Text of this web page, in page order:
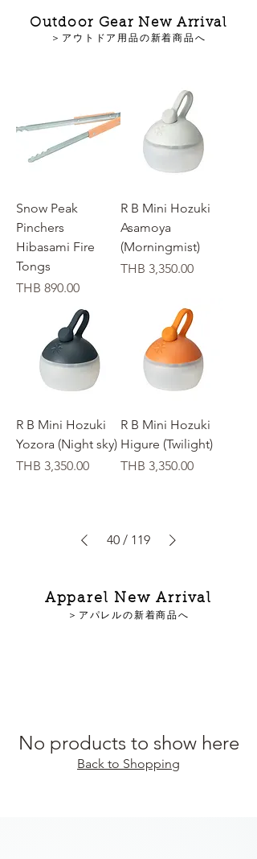
Outdoor Gear New Arrival
＞アウトドア用品の新着商品へ
Snow Peak
Pinchers
Hibasami Fire
Tongs
Price
THB 890.00
R B Mini Hozuki
Asamoya
(Morningmist)
Price
THB 3,350.00
R B Mini Hozuki
Yozora (Night sky)
Price
THB 3,350.00
R B Mini Hozuki
Higure (Twilight)
Price
THB 3,350.00
40 / 119
Apparel New Arrival
＞アパレルの新着商品へ
No products to show here
Back to Shopping